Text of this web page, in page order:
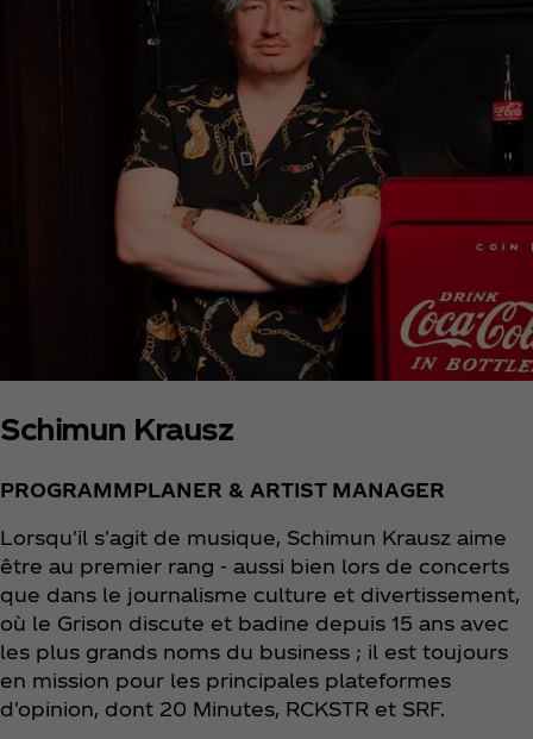
Schimun Krausz
PROGRAMMPLANER & ARTIST MANAGER
Lorsqu'il s'agit de musique, Schimun Krausz aime
être au premier rang - aussi bien lors de concerts
que dans le journalisme culture et divertissement,
où le Grison discute et badine depuis 15 ans avec
les plus grands noms du business ; il est toujours
en mission pour les principales plateformes
d'opinion, dont 20 Minutes, RCKSTR et SRF.